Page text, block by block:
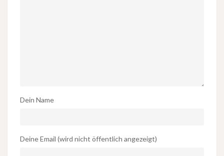
Dein Name
Deine Email (wird nicht öffentlich angezeigt)